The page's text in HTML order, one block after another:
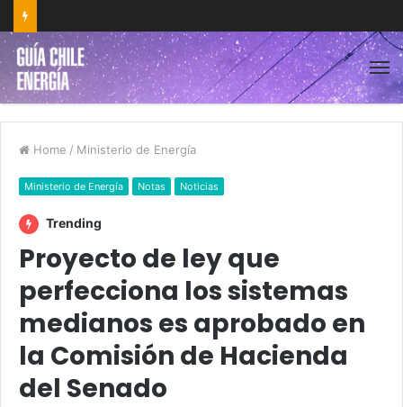
Home / Ministerio de Energía
Ministerio de Energía Notas Noticias
Trending
Proyecto de ley que
perfecciona los sistemas
medianos es aprobado en
la Comisión de Hacienda
del Senado